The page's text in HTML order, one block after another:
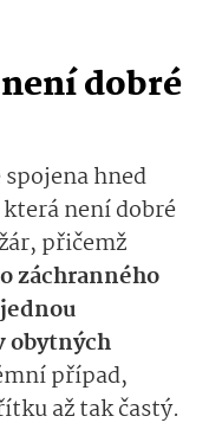
dobré
hned
není dobré
přičemž
záchranného
obytných
případ,
až tak častý.